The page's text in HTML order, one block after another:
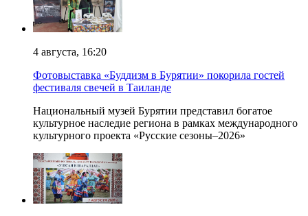
4 августа, 16:20
Фотовыставка «Буддизм в Бурятии» покорила гостей
фестиваля свечей в Таиланде
Национальный музей Бурятии представил богатое
культурное наследие региона в рамках международного
культурного проекта «Русские сезоны–2026»